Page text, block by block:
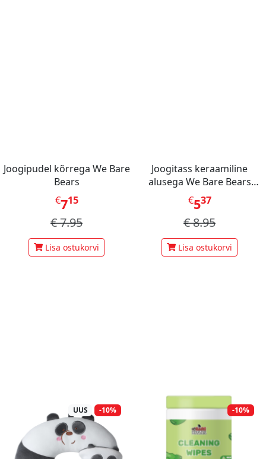
Joogipudel kõrrega We Bare
Bears
€715
€7.95
Lisa ostukorvi
Joogitass keraamiline
alusega We Bare Bears
(Panda)
€537
€8.95
Lisa ostukorvi
UUS -10% -10%